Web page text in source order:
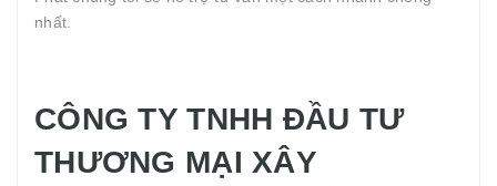
nhất.
CÔNG TY TNHH ĐẦU TƯ
THƯƠNG MẠI XÂY